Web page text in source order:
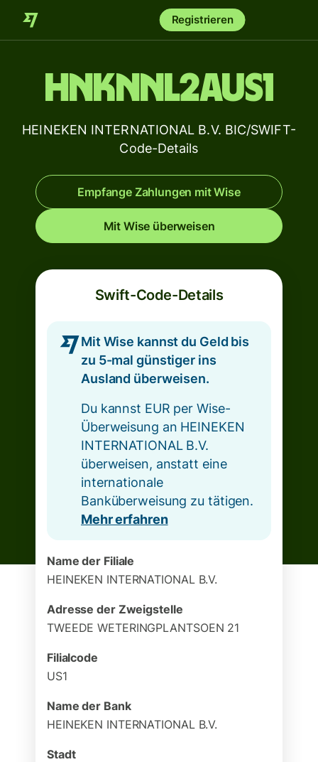
Registrieren
HNKNNL2AUS1
HEINEKEN INTERNATIONAL B.V. BIC/SWIFT-
Code-Details
Empfange Zahlungen mit Wise
Mit Wise überweisen
Swift-Code-Details
Mit Wise kannst du Geld bis
zu 5-mal günstiger ins
Ausland überweisen.
Du kannst EUR per Wise-
Überweisung an HEINEKEN
INTERNATIONAL B.V.
überweisen, anstatt eine
internationale
Banküberweisung zu tätigen.
Mehr erfahren
Name der Filiale
HEINEKEN INTERNATIONAL B.V.
Adresse der Zweigstelle
TWEEDE WETERINGPLANTSOEN 21
Filialcode
US1
Name der Bank
HEINEKEN INTERNATIONAL B.V.
Stadt